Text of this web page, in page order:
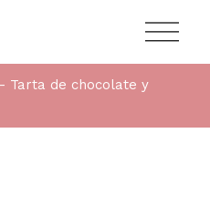
Tarta de chocolate y